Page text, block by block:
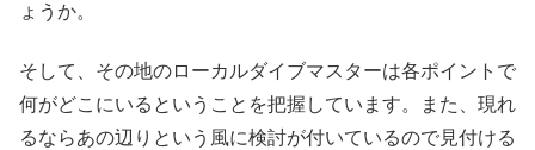
ょうか。
そして、その地のローカルダイブマスターは各ポイントで
何がどこにいるということを把握しています。また、現れ
るならあの辺りという風に検討が付いているので見付ける